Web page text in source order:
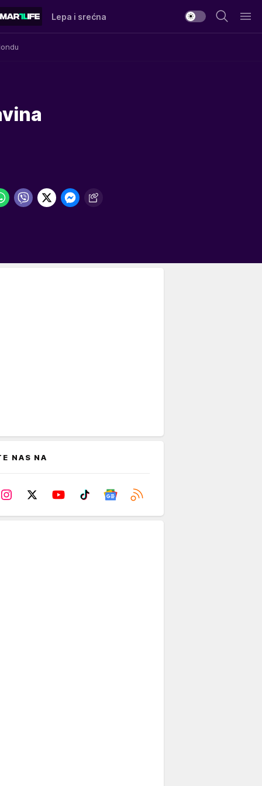
Lepa i srećna
NAS NA